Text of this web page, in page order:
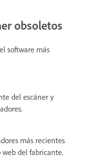
obsoletos
software más
del escáner y
más recientes
del fabricante.